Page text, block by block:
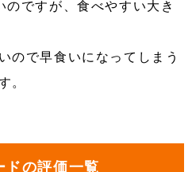
ですが、食べやすい大き
ので早食いになってしまう
。
ドの評価一覧